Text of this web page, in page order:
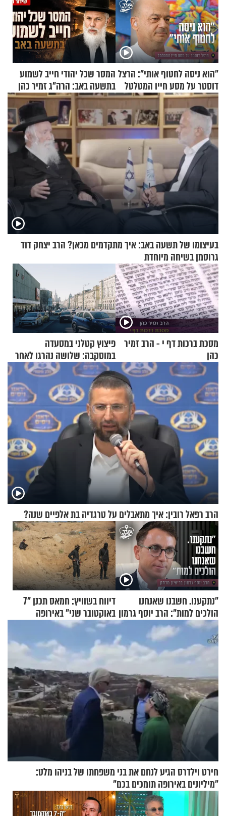
"הוא ניסה לחטוף אותי": הרצל
דוסטר על מסע חייו המטלטל
המסר שכל יהודי חייב לשמוע
בתשעה באב: הרה"ג זמיר כהן
בשיעור מיוחד
בעיצומו של תשעה באב: איך מתקדמים מכאן? הרב יצחק דוד
גרוסמן בשיחה מיוחדת
מסכת ברכות דף י - הרב זמיר
כהן
פיצוץ קטלני במסעדה
במוסקבה: שלושה נהרגו לאחר
שמטען שנשאה אישה התפוצץ
הרב רפאל רובין: איך מתאבלים על טרגדיה בת אלפיים שנה?
"נתקענו. חשבנו שאנחנו
הולכים למות": הרב יוסף גרמון
בריאיון מרתק
דיווח בשוויץ: חמאס תכנן "7
באוקטובר שני" באירופה
חירט וילדרס הגיע לנחם את בני משפחתו של בניהו מלט:
"מיליונים באירופה תומכים בכם"